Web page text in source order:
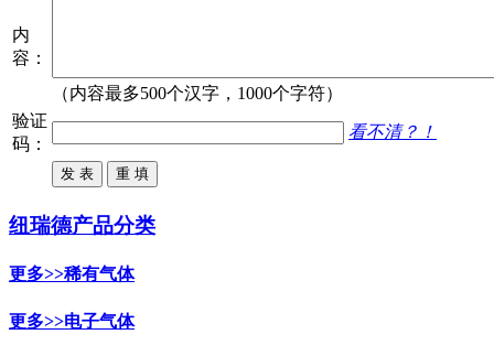
内
容：
（内容最多500个汉字，1000个字符）
验证
码：
看不清？！
纽瑞德产品分类
更多>>稀有气体
更多>>电子气体